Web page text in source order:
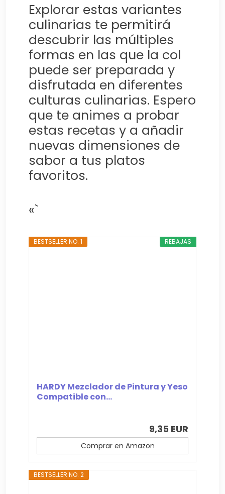
Explorar estas variantes
culinarias te permitirá
descubrir las múltiples
formas en las que la col
puede ser preparada y
disfrutada en diferentes
culturas culinarias. Espero
que te animes a probar
estas recetas y a añadir
nuevas dimensiones de
sabor a tus platos
favoritos.
«`
REBAJAS
BESTSELLER NO. 1
HARDY Mezclador de Pintura y Yeso
Compatible con...
9,35 EUR
Comprar en Amazon
BESTSELLER NO. 2